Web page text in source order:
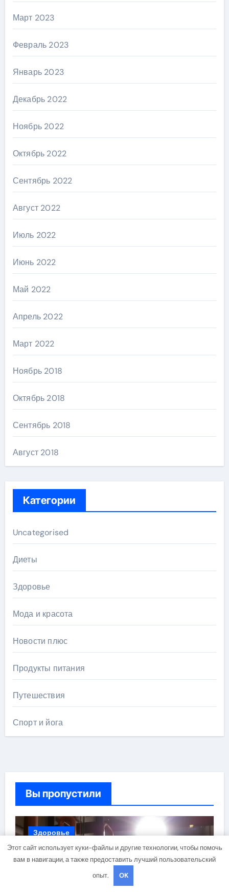
Март 2023
Февраль 2023
Январь 2023
Декабрь 2022
Ноябрь 2022
Октябрь 2022
Сентябрь 2022
Август 2022
Июль 2022
Июнь 2022
Май 2022
Апрель 2022
Март 2022
Ноябрь 2018
Октябрь 2018
Сентябрь 2018
Август 2018
Категории
Uncategorised
Диеты
Здоровье
Мода и красота
Новости плюс
Продукты питания
Путешествия
Спорт и йога
Вы пропустили
Здоровье
Этот сайт использует куки-файлы и другие технологии, чтобы помочь
вам в навигации, а также предоставить лучший пользовательский
опыт.
OK